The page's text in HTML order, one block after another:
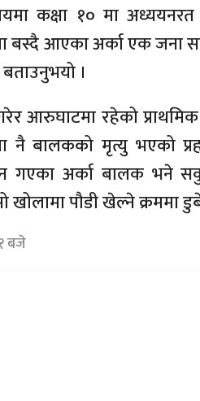
कक्षा १० मा
आएका अर्का एक जना
।
आरुघाटमा रहेको
नै बालकको मृत्यु भएको
गएका अर्का बालक भने
खोलामा पौडी खेल्ने क्रममा
बजे